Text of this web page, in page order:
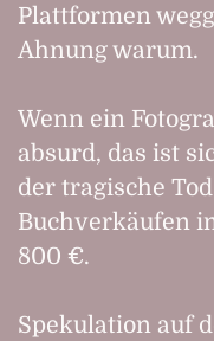
Plattformen
Ahnung warum.
Wenn ein
absurd, das ist
der tragische
Buchverkäufen
800 €.
Spekulation auf